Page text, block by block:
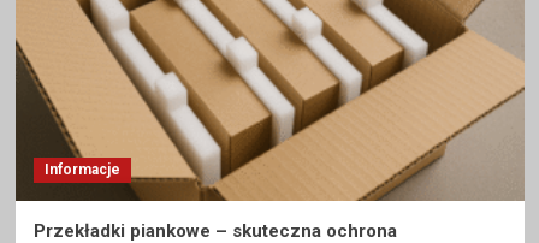
Informacje
Przekładki piankowe – skuteczna ochrona